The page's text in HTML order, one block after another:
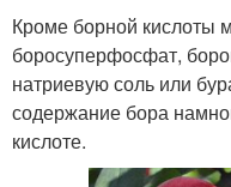
Кроме борной кислоты
боросуперфосфат,
натриевую соль или
содержание бора
кислоте.